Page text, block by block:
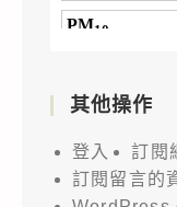
其他操作
登入
訂閱
訂閱留言的